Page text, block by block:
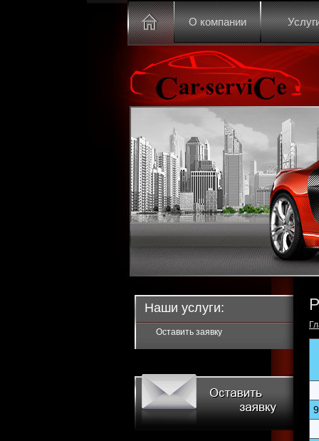
О компании
Наши услуги:
Оставить заявку